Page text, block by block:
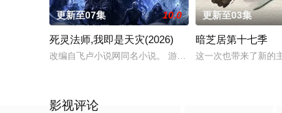
更新至07集 10.0
死灵法师,我即是天灾(2026)
改编自飞卢小说网同名小说。 游戏降临现实，世界规则颠
更新至03集
暗芝居第十七季
这一次也带来了新的
影视评论